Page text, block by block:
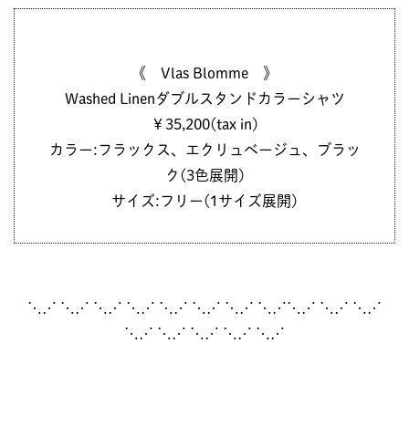
《 Vlas Blomme 》
Washed Linenダブルスタンドカラーシャツ
￥35,200(tax in)
カラー:フラックス、エクリュベージュ、ブラッ
ク(3色展開)
サイズ:フリー(1サイズ展開)
⋱⋰ ⋱⋰ ⋱⋰ ⋱⋰ ⋱⋰ ⋱⋰ ⋱⋰ ⋱⋰⋱⋰ ⋱⋰ ⋱⋰
⋱⋰ ⋱⋰ ⋱⋰ ⋱⋰ ⋱⋰